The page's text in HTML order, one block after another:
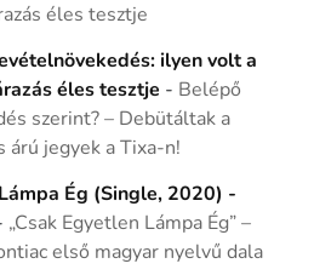
éles tesztje
ilyen volt a
éles tesztje - Belépő
szerint? – Debütáltak a
árú jegyek a Tixa-n!
Ég (Single, 2020) -
„Csak Egyetlen Lámpa Ég” –
első magyar nyelvű dala